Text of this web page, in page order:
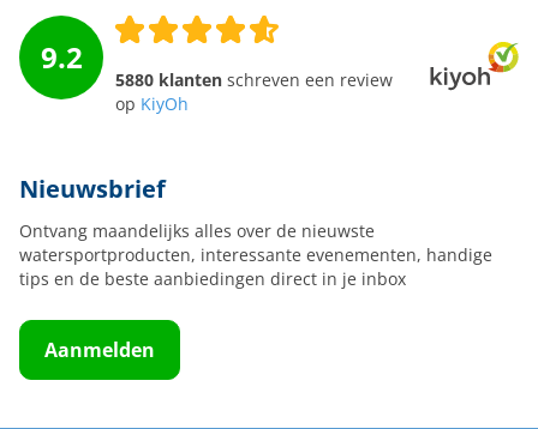
9.2
5880 klanten schreven een review
op KiyOh
Nieuwsbrief
Ontvang maandelijks alles over de nieuwste
watersportproducten, interessante evenementen, handige
tips en de beste aanbiedingen direct in je inbox
Aanmelden